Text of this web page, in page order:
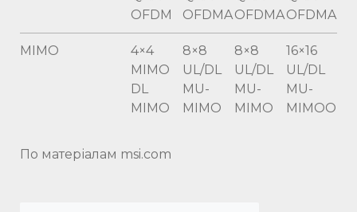
OFDM
OFDMAOFDMAOFDMA
MIMO
4×4
MIMO
DL
MIMO
8×8
UL/DL
MU-
MIMO
8×8
UL/DL
MU-
MIMO
16×16
UL/DL
MU-
MIMOO
По матеріалам msi.com